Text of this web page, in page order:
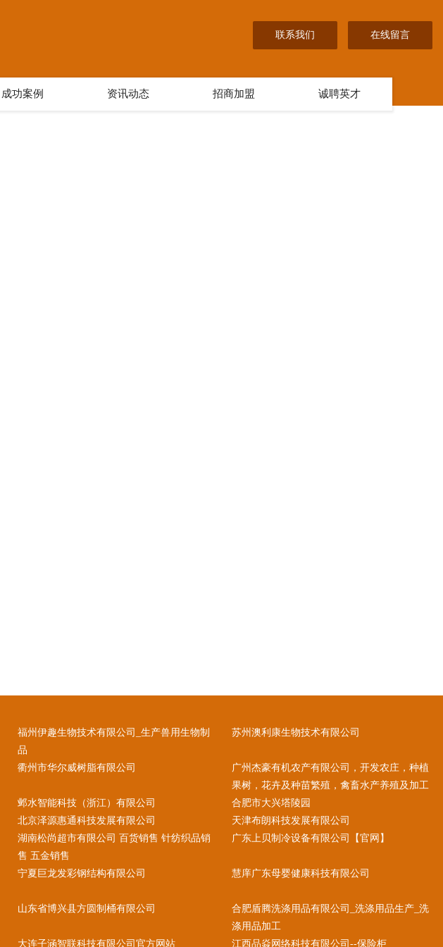
联系我们 在线留言
成功案例 资讯动态 招商加盟 诚聘英才
福州伊趣生物技术有限公司_生产兽用生物制
品
苏州澳利康生物技术有限公司
衢州市华尔威树脂有限公司
广州杰豪有机农产有限公司，开发农庄，种植
果树，花卉及种苗繁殖，禽畜水产养殖及加工
邺水智能科技（浙江）有限公司
合肥市大兴塔陵园
北京泽源惠通科技发展有限公司
天津布朗科技发展有限公司
湖南松尚超市有限公司 百货销售 针纺织品销
售 五金销售
广东上贝制冷设备有限公司【官网】
宁夏巨龙发彩钢结构有限公司 慧庠广东母婴健康科技有限公司
山东省博兴县方圆制桶有限公司
合肥盾腾洗涤用品有限公司_洗涤用品生产_洗
涤用品加工
大连子涵智联科技有限公司官方网站 江西品焱网络科技有限公司--保险柜